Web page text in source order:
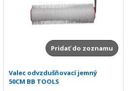
Pridať do zoznamu
Valec odvzdušňovací jemný
50CM BB TOOLS